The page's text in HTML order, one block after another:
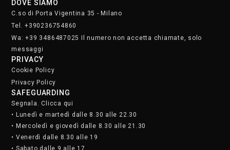
STAFF
SOCIAL MEDIA